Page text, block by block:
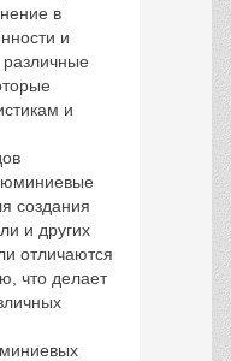
в
и
и
создания
и других
отличаются
что делает